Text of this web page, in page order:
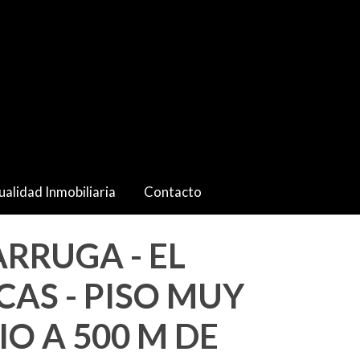
Inmobiliaria Contacto
- EL
- PISO MUY
A 500 M DE